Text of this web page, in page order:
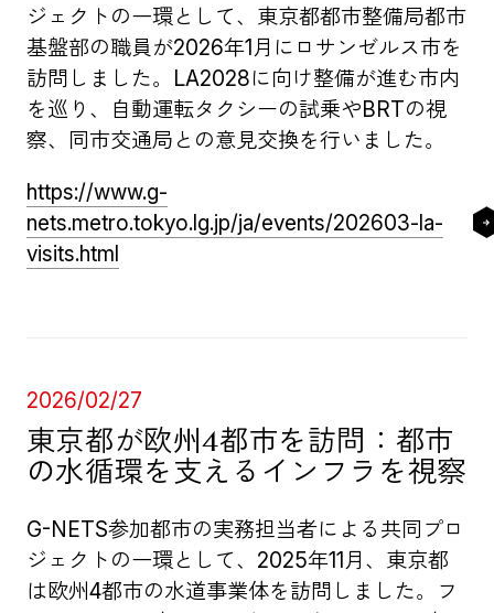
ジェクトの一環として、東京都都市整備局都市
基盤部の職員が2026年1月にロサンゼルス市を
訪問しました。LA2028に向け整備が進む市内
を巡り、自動運転タクシーの試乗やBRTの視
察、同市交通局との意見交換を行いました。
https://www.g-
nets.metro.tokyo.lg.jp/ja/events/202603-la-
visits.html
2026/02/27
東京都が欧州4都市を訪問：都市
の水循環を支えるインフラを視察
G-NETS参加都市の実務担当者による共同プロ
ジェクトの一環として、2025年11月、東京都
は欧州4都市の水道事業体を訪問しました。フ